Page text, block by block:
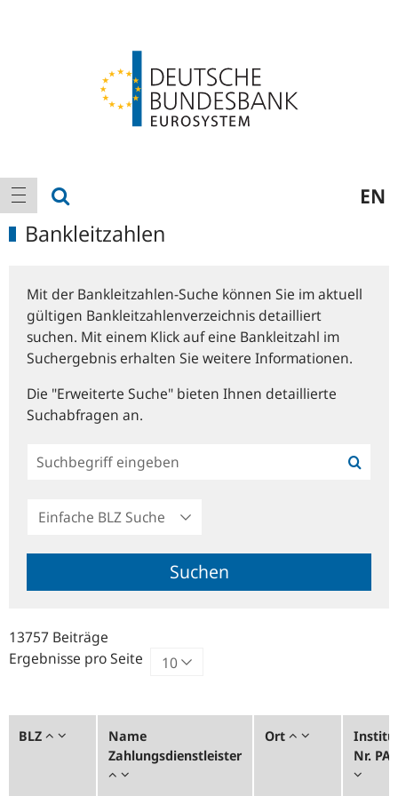
Hauptnavigation
Navigation anzeigen EN
Bankleitzahlen
Mit der Bankleitzahlen-Suche können Sie im aktuell
gültigen Bankleitzahlenverzeichnis detailliert
suchen. Mit einem Klick auf eine Bankleitzahl im
Suchergebnis erhalten Sie weitere Informationen.
Die "Erweiterte Suche" bieten Ihnen detaillierte
Suchabfragen an.
Einfache
Suche
Suchen
13757 Beiträge
Ergebnisse pro Seite
BLZ
Name
Zahlungsdienstleister
Ort
Nr.